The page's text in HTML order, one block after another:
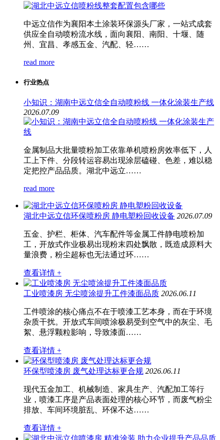
中远立信作为襄阳本土涂装环保源头厂家，一站式成套
供应全自动喷粉流水线，面向襄阳、南阳、十堰、随
州、宜昌、孝感五金、汽配、轻……
read more
行业热点
小知识：湖南中远立信全自动喷粉线 一体化涂装生产线
2026.07.09
金属制品大批量喷粉加工依靠单机喷粉房效率低下，人
工上下件、分段转运容易出现涂层磕碰、色差，难以稳
定把控产品品质。湖北中远立……
read more
湖北中远立信环保喷粉房 静电塑粉回收设备 2026.07.09
五金、护栏、柜体、汽车配件等金属工件静电喷粉加
工，开放式作业极易出现粉末四处飘散，既造成原料大
量浪费，粉尘超标也无法通过环……
查看详情 +
工业喷漆房 无尘喷涂提升工件漆面品质 2026.06.11
工件喷涂的核心痛点不在于喷漆工艺本身，而在于环境
杂质干扰。开放式车间喷涂极易受到空气中的灰尘、毛
絮、悬浮颗粒影响，导致漆面……
查看详情 +
环保型喷漆房 废气处理达标更合规 2026.06.11
现代五金加工、机械制造、家具生产、汽配加工等行
业，喷漆工序是产品表面处理的核心环节，而废气粉尘
排放、车间环境脏乱、环保不达……
查看详情 +